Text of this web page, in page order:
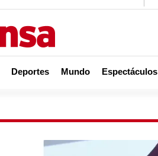
Deportes Mundo Espectáculos